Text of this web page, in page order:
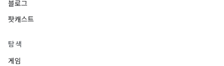
블로그
팟캐스트
탐색
게임